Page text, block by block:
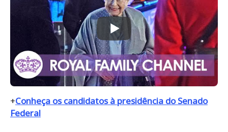
+Conheça os candidatos à presidência do Senado
Federal